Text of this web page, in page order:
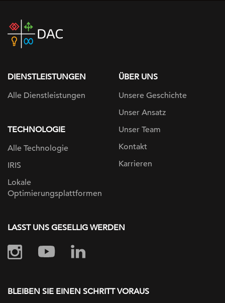
DAC
home
DIENSTLEISTUNGEN
Alle Dienstleistungen
TECHNOLOGIE
Alle Technologie
IRIS
Lokale
Optimierungsplattformen
ÜBER UNS
Unsere Geschichte
Unser Ansatz
Unser Team
Kontakt
Karrieren
LASST UNS GESELLIG WERDEN
BLEIBEN SIE EINEN SCHRITT VORAUS